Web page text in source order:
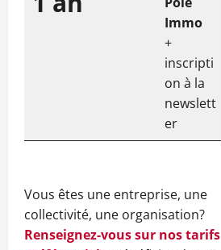
Immo
+
inscripti
on à la
newslett
er
Vous êtes une entreprise, une
collectivité, une organisation?
Renseignez-vous sur nos tarifs